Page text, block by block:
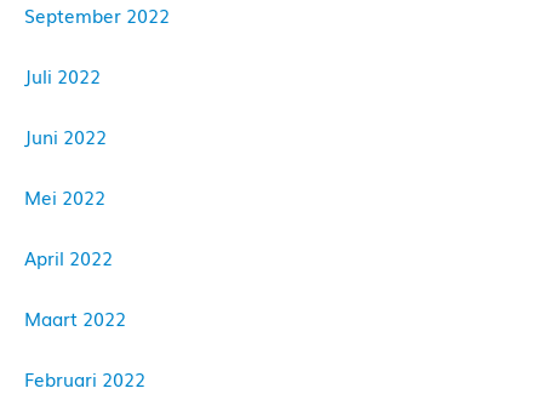
September 2022
Juli 2022
Juni 2022
Mei 2022
April 2022
Maart 2022
Februari 2022